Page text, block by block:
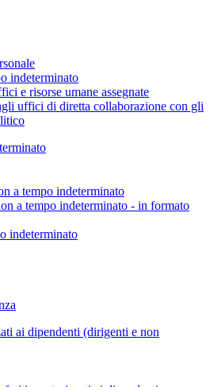
indeterminato
e risorse umane assegnate
uffici di diretta collaborazione con gli
a tempo indeterminato
a tempo indeterminato - in formato
indeterminato
ai dipendenti (dirigenti e non